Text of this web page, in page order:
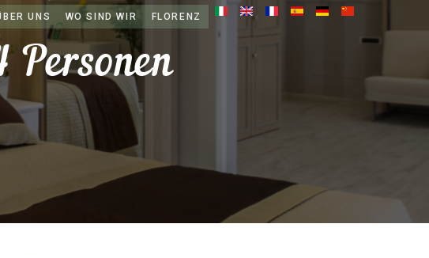
UNS WO SIND WIR FLORENZ